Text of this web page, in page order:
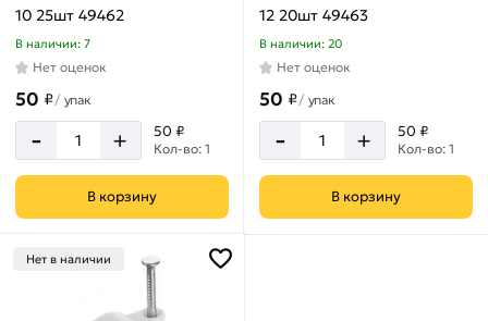
10 25шт 49462
В наличии: 7
Нет оценок
50 ₽/ упак
- + 50 ₽
Кол-во: 1
В корзину
12 20шт 49463
В наличии: 20
Нет оценок
50 ₽/ упак
- + 50 ₽
Кол-во: 1
В корзину
Нет в наличии